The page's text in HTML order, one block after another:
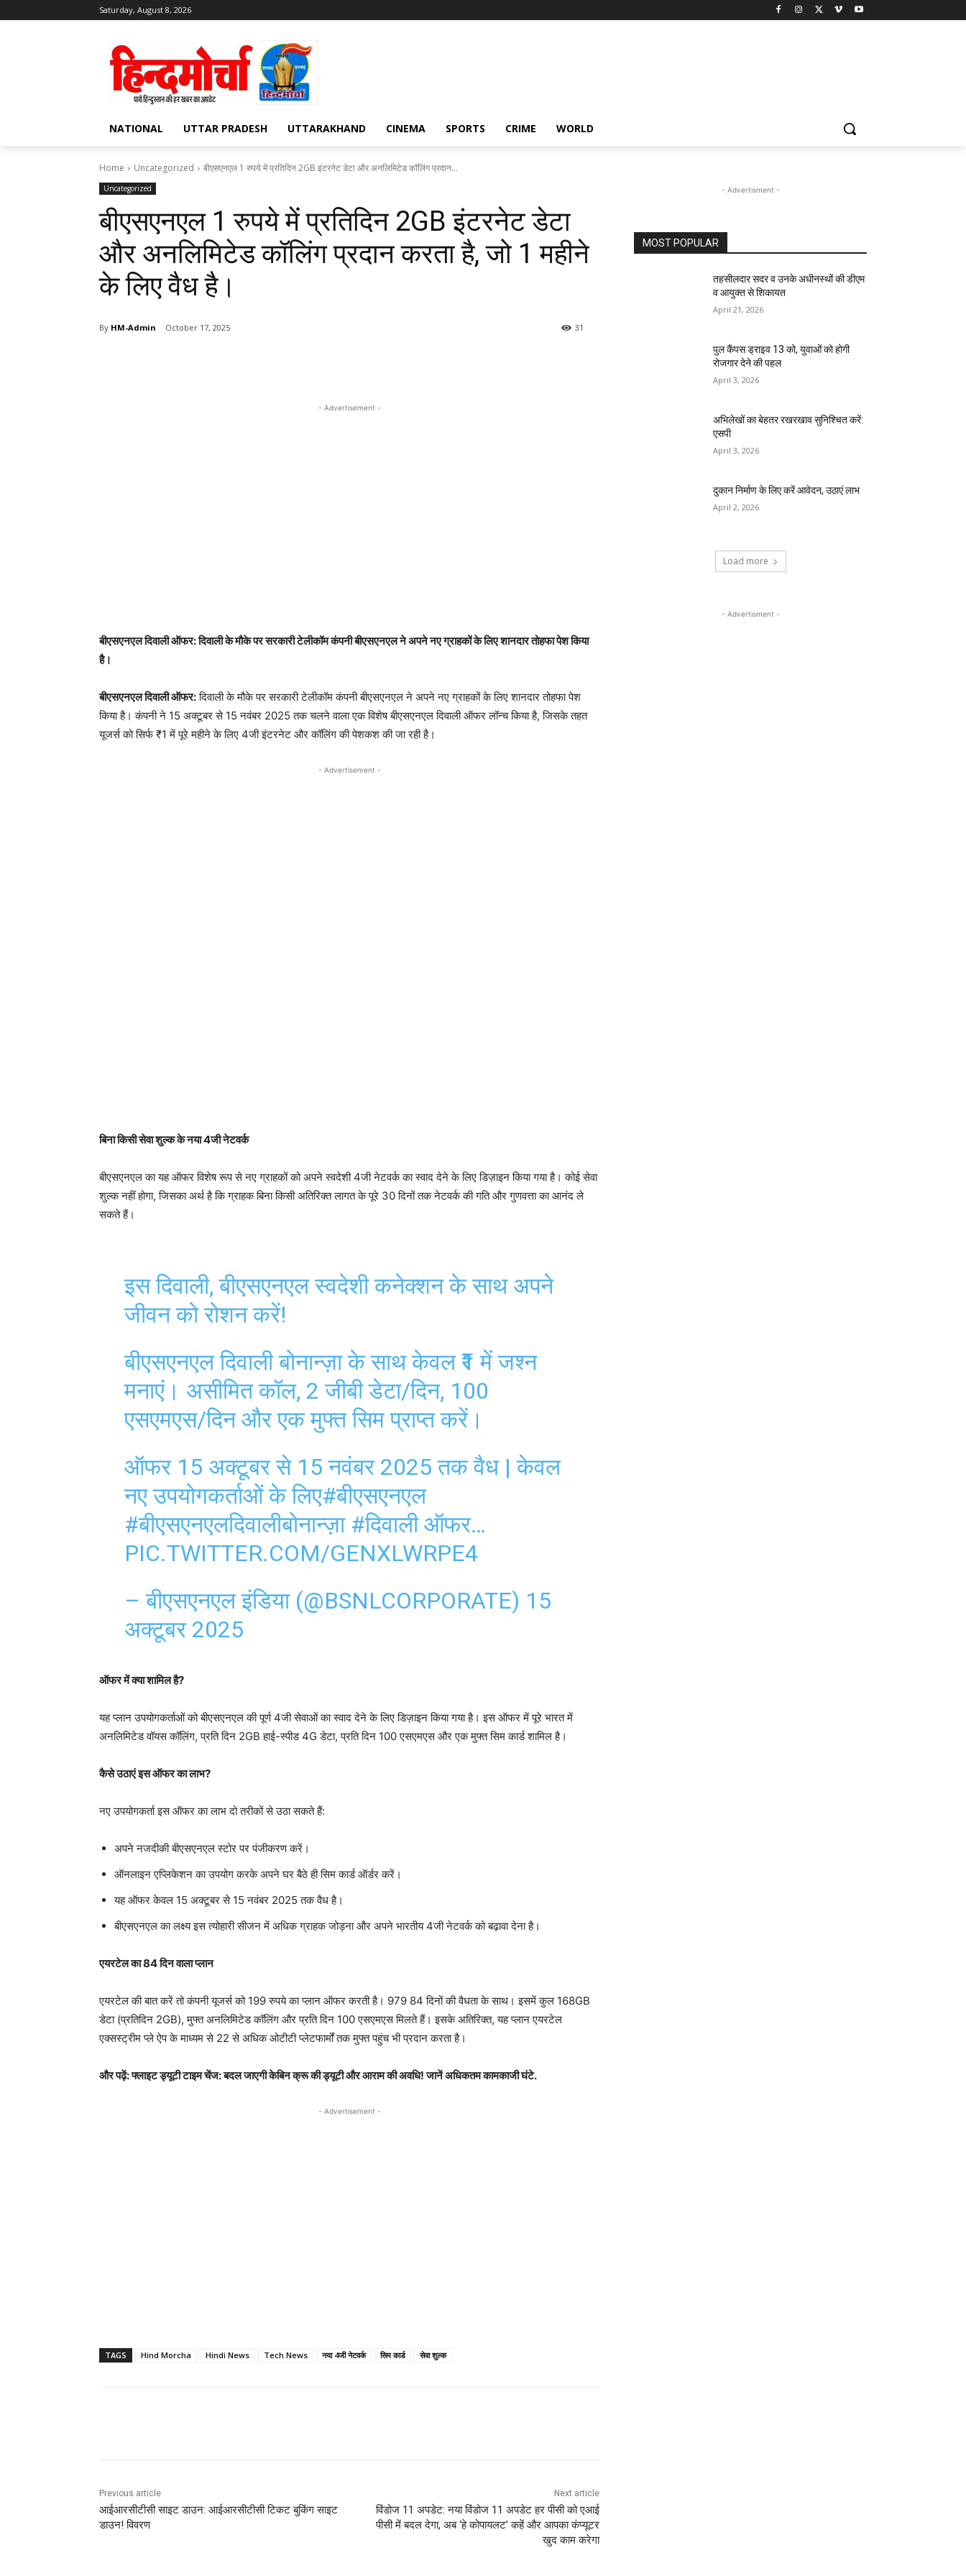
Saturday, August 8, 2026
NATIONAL UTTAR PRADESH UTTARAKHAND CINEMA SPORTS CRIME WORLD
Home Uncategorized बीएसएनएल 1 रुपये में प्रतिदिन 2GB इंटरनेट डेटा और अनलिमिटेड कॉलिंग प्रदान...
Uncategorized
बीएसएनएल 1 रुपये में प्रतिदिन 2GB इंटरनेट डेटा
और अनलिमिटेड कॉलिंग प्रदान करता है, जो 1 महीने
के लिए वैध है।
By HM-Admin October 17, 2025 31
- Advertisement -
बीएसएनएल दिवाली ऑफर: दिवाली के मौके पर सरकारी टेलीकॉम कंपनी बीएसएनएल ने अपने नए ग्राहकों के लिए शानदार तोहफा पेश किया
है।
बीएसएनएल दिवाली ऑफर:दिवाली के मौके पर सरकारी टेलीकॉम कंपनी बीएसएनएल ने अपने नए ग्राहकों के लिए शानदार तोहफा पेश
किया है। कंपनी ने 15 अक्टूबर से 15 नवंबर 2025 तक चलने वाला एक विशेष बीएसएनएल दिवाली ऑफर लॉन्च किया है, जिसके तहत
यूजर्स को सिर्फ ₹1 में पूरे महीने के लिए 4जी इंटरनेट और कॉलिंग की पेशकश की जा रही है।
- Advertisement -
बिना किसी सेवा शुल्क के नया 4जी नेटवर्क
बीएसएनएल का यह ऑफर विशेष रूप से नए ग्राहकों को अपने स्वदेशी 4जी नेटवर्क का स्वाद देने के लिए डिज़ाइन किया गया है। कोई सेवा
शुल्क नहीं होगा, जिसका अर्थ है कि ग्राहक बिना किसी अतिरिक्त लागत के पूरे 30 दिनों तक नेटवर्क की गति और गुणवत्ता का आनंद ले
सकते हैं।
इस दिवाली, बीएसएनएल स्वदेशी कनेक्शन के साथ अपने
जीवन को रोशन करें!
बीएसएनएल दिवाली बोनान्ज़ा के साथ केवल ₹1 में जश्न
मनाएं। असीमित कॉल, 2 जीबी डेटा/दिन, 100
एसएमएस/दिन और एक मुफ्त सिम प्राप्त करें।
ऑफर 15 अक्टूबर से 15 नवंबर 2025 तक वैध | केवल
नए उपयोगकर्ताओं के लिए#बीएसएनएल
#बीएसएनएलदिवालीबोनान्ज़ा #दिवाली ऑफर
PIC.TWITTER.COM/GENXLWRPE4
– बीएसएनएल इंडिया (@BSNLCORPORATE)
अक्टूबर 2025
अनलिमिटेड वॉयस कॉलिंग, प्रति दिन 2GB हाई-स्पीड 4G डेटा, प्रति दिन 100 एसएमएस और एक मुफ्त सिम कार्ड शामिल है।
ऑनलाइन एप्लिकेशन का उपयोग करके अपने घर बैठे ही सिम कार्ड ऑर्डर करें।
यह ऑफर केवल 15 अक्टूबर से 15 नवंबर 2025 तक वैध है।
बीएसएनएल का लक्ष्य इस त्योहारी सीजन में अधिक ग्राहक जोड़ना और अपने भारतीय 4जी नेटवर्क को बढ़ावा देना है।
डेटा (प्रतिदिन 2GB), मुफ्त अनलिमिटेड कॉलिंग और प्रति दिन 100 एसएमएस मिलते हैं। इसके अतिरिक्त, यह प्लान एयरटेल
एक्सस्ट्रीम प्ले ऐप के माध्यम से 22 से अधिक ओटीटी प्लेटफार्मों तक मुफ्त पहुंच भी प्रदान करता है।
आईआरसीटीसी साइट डाउन: आईआरसीटीसी टिकट बुकिंग साइट
डाउन! विवरण
विंडोज 11 अपडेट: नया विंडोज 11 अपडेट हर पीसी को एआई
पीसी में बदल देगा, अब ‘हे कोपायलट’ कहें और आपका कंप्यूटर
खुद काम करेगा
- Advertisment -
MOST POPULAR
तहसीलदार सदर व उनके अधीनस्थों की डीएम
व आयुक्त से शिकायत
April 21, 2026
पुल कैंपस ड्राइव 13 को, युवाओं को होगी
रोजगार देने की पहल
April 3, 2026
अभिलेखों का बेहतर रखरखाव सुनिश्चित करें:
एसपी
April 3, 2026
दुकान निर्माण के लिए करें आवेदन, उठाएं लाभ
April 2, 2026
Load more
- Advertisment -